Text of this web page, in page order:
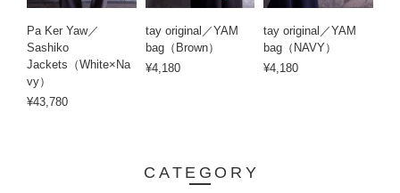
Pa Ker Yaw／
Sashiko
Jackets（White×Na
vy）
¥43,780
tay original／YAM
bag（Brown）
¥4,180
tay original／YAM
bag（NAVY）
¥4,180
CATEGORY